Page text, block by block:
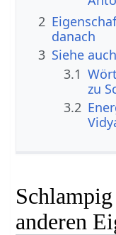
2
danach
3 Siehe auch
3.1
zu
3.2
anderen